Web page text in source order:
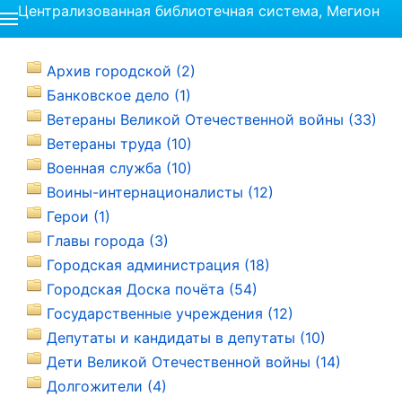
Централизованная библиотечная система, Мегион
Архив городской (2)
Банковское дело (1)
Ветераны Великой Отечественной войны (33)
Ветераны труда (10)
Военная служба (10)
Воины-интернационалисты (12)
Герои (1)
Главы города (3)
Городская администрация (18)
Городская Доска почёта (54)
Государственные учреждения (12)
Депутаты и кандидаты в депутаты (10)
Дети Великой Отечественной войны (14)
Долгожители (4)